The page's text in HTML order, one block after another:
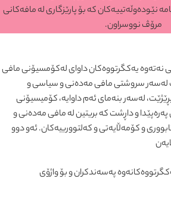
نێودەوڵەتییەکان کە بۆ پارێزگاری لە مافەکانی
مرۆڤ نووسراون.
گشتی نەتەوە یەکگرتووەکان داوای لەکۆمسیۆنی مافی
لەسەر سروشتی مافی مەدەنی و سیاسی و
لەسەر بنەمای ئەم داوایە، کۆمیسیۆنی
و داڕشت کە بریتین لە مافی مەدەنی و
و کۆمەڵایەتی و کەلتوورییەکان. ئەو دوو
پەسەندکران و بۆ واژۆی